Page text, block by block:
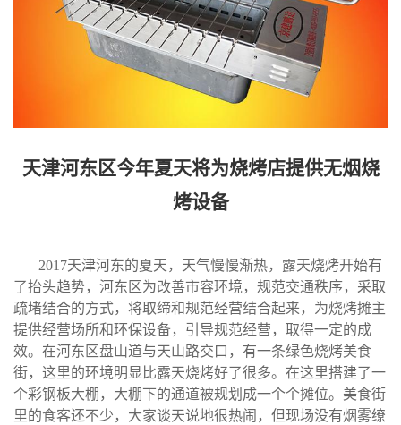
天津河东区今年夏天将为烧烤店提供无烟烧
烤设备
2017天津河东的夏天，天气慢慢渐热，露天烧烤开始有
了抬头趋势，河东区为改善市容环境，规范交通秩序，采取
疏堵结合的方式，将取缔和规范经营结合起来，为烧烤摊主
提供经营场所和环保设备，引导规范经营，取得一定的成
效。在河东区盘山道与天山路交口，有一条绿色烧烤美食
街，这里的环境明显比露天烧烤好了很多。在这里搭建了一
个彩钢板大棚，大棚下的通道被规划成一个个摊位。美食街
里的食客还不少，大家谈天说地很热闹，但现场没有烟雾缭